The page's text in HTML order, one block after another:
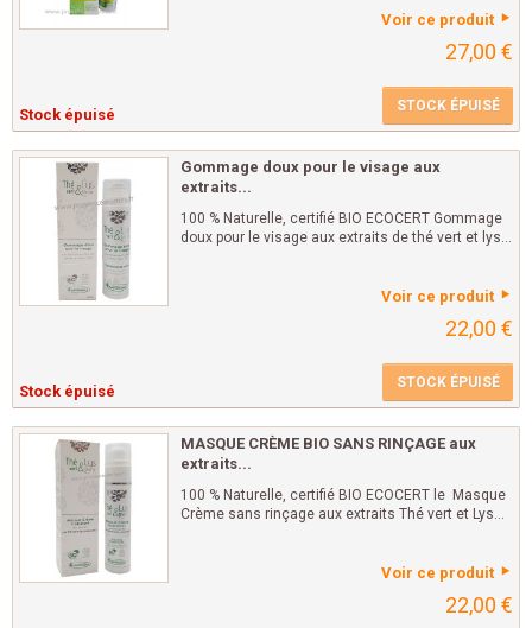
Voir ce produit
27,00 €
Stock épuisé STOCK ÉPUISÉ
Gommage doux pour le visage aux
extraits...
100 % Naturelle, certifié BIO ECOCERT Gommage
doux pour le visage aux extraits de thé vert et lys...
Voir ce produit
22,00 €
Stock épuisé STOCK ÉPUISÉ
MASQUE CRÈME BIO SANS RINÇAGE aux
extraits...
100 % Naturelle, certifié BIO ECOCERT le Masque
Crème sans rinçage aux extraits Thé vert et Lys...
Voir ce produit
22,00 €